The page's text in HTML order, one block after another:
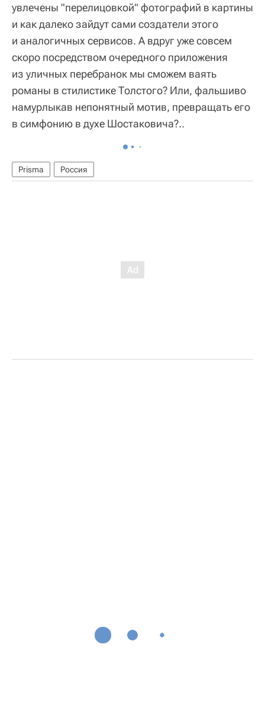
увлечены "перелицовкой" фотографий в картины
и как далеко зайдут сами создатели этого
и аналогичных сервисов. А вдруг уже совсем
скоро посредством очередного приложения
из уличных перебранок мы сможем ваять
романы в стилистике Толстого? Или, фальшиво
намурлыкав непонятный мотив, превращать его
в симфонию в духе Шостаковича?..
Prisma Россия